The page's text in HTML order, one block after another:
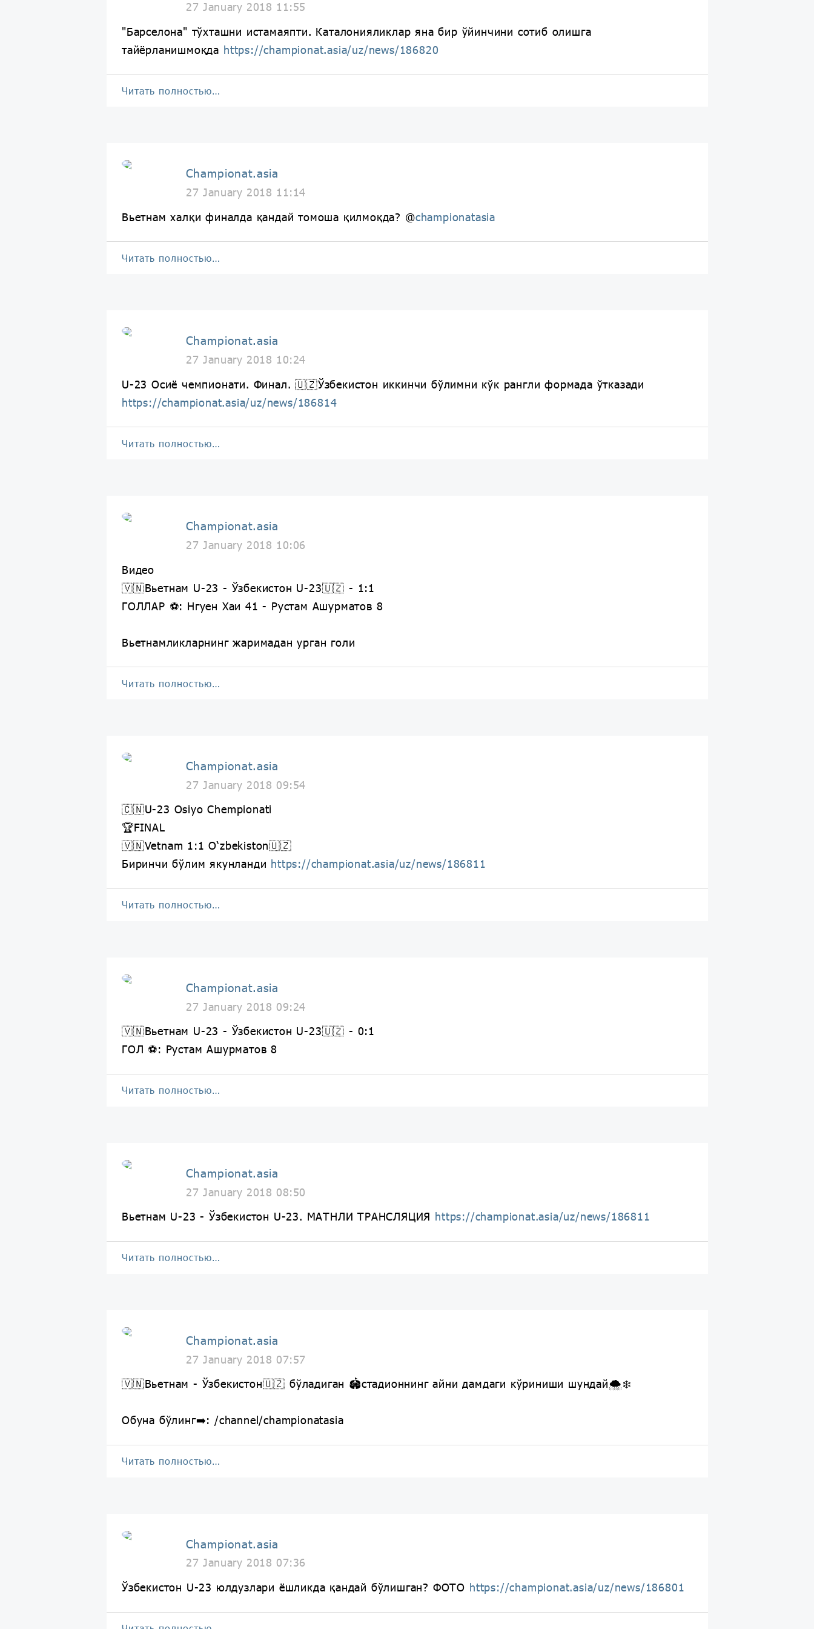
27 January 2018 11:55
"Барселона" тўхташни истамаяпти. Каталонияликлар яна бир ўйинчини сотиб олишга
тайёрланишмоқда https://championat.asia/uz/news/186820
Читать полностью…
Championat.asia
27 January 2018 11:14
Вьетнам халқи финалда қандай томоша қилмоқда? @championatasia
Читать полностью…
Championat.asia
27 January 2018 10:24
U-23 Осиё чемпионати. Финал. 🇺🇿Ўзбекистон иккинчи бўлимни кўк рангли формада ўтказади
https://championat.asia/uz/news/186814
Читать полностью…
Championat.asia
27 January 2018 10:06
Видео
🇻🇳Вьетнам U-23 - Ўзбекистон U-23🇺🇿 - 1:1
ГОЛЛАР ⚽️: Нгуен Хаи 41 - Рустам Ашурматов 8
Вьетнамликларнинг жаримадан урган голи
Читать полностью…
Championat.asia
27 January 2018 09:54
🇨🇳U-23 Osiyo Chempionati
🏆FINAL
🇻🇳Vetnam 1:1 O‘zbekiston🇺🇿
Биринчи бўлим якунланди https://championat.asia/uz/news/186811
Читать полностью…
Championat.asia
27 January 2018 09:24
🇻🇳Вьетнам U-23 - Ўзбекистон U-23🇺🇿 - 0:1
ГОЛ ⚽️: Рустам Ашурматов 8
Читать полностью…
Championat.asia
27 January 2018 08:50
Вьетнам U-23 - Ўзбекистон U-23. МАТНЛИ ТРАНСЛЯЦИЯ https://championat.asia/uz/news/186811
Читать полностью…
Championat.asia
27 January 2018 07:57
🇻🇳Вьетнам - Ўзбекистон🇺🇿 бўладиган 🏟стадионнинг айни дамдаги кўриниши шундай🌨❄️
Обуна бўлинг➡️: /channel/championatasia
Читать полностью…
Championat.asia
27 January 2018 07:36
Ўзбекистон U-23 юлдузлари ёшликда қандай бўлишган? ФОТО https://championat.asia/uz/news/186801